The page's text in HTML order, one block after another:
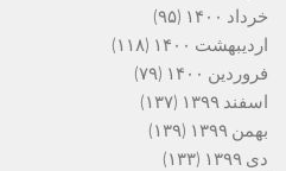
خرداد ۱۴۰۰
(۹۵)
اردیبهشت ۱۴۰۰
(۱۱۸)
فروردین ۱۴۰۰
(۷۹)
اسفند ۱۳۹۹
(۱۳۷)
بهمن ۱۳۹۹
(۱۳۹)
دی ۱۳۹۹
(۱۳۳)